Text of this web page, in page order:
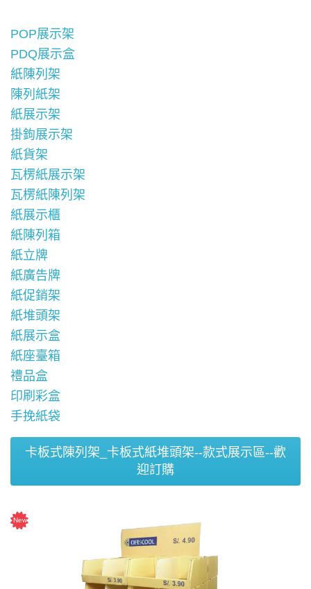
POP展示架
PDQ展示盒
紙陳列架
陳列紙架
紙展示架
掛鉤展示架
紙貨架
瓦楞紙展示架
瓦楞紙陳列架
紙展示櫃
紙陳列箱
紙立牌
紙廣告牌
紙促銷架
紙堆頭架
紙展示盒
紙座臺箱
禮品盒
印刷彩盒
手挽紙袋
卡板式陳列架_卡板式紙堆頭架--款式展示區--歡
迎訂購